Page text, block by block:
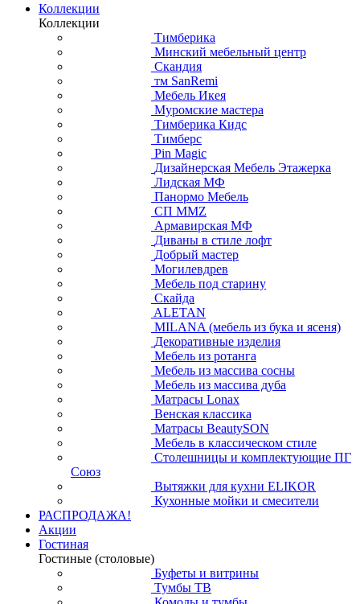
Коллекции
Коллекции
Тимберика
Минский мебельный центр
Скандия
тм SanRemi
Мебель Икея
Муромские мастера
Тимберика Кидс
Тимберс
Pin Magic
Дизайнерская Мебель Этажерка
Лидская МФ
Панормо Мебель
СП ММZ
Армавирская МФ
Диваны в стиле лофт
Добрый мастер
Могилевдрев
Мебель под старину
Скайда
ALETAN
MILANA (мебель из бука и ясеня)
Декоративные изделия
Мебель из ротанга
Мебель из массива сосны
Мебель из массива дуба
Матрасы Lonax
Венская классика
Матрасы BeautySON
Мебель в классическом стиле
Столешницы и комплектующие ПГ
Союз
Вытяжки для кухни ELIKOR
Кухонные мойки и смесители
РАСПРОДАЖА!
Акции
Гостиная
Гостиные (столовые)
Буфеты и витрины
Тумбы ТВ